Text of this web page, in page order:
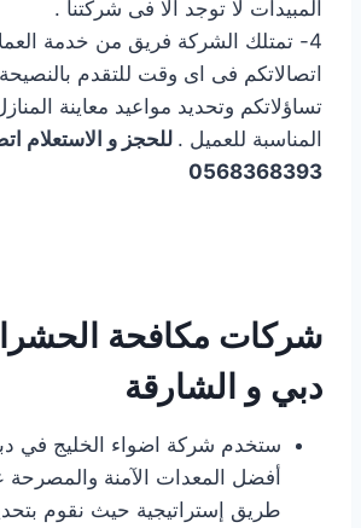
المبيدات لا توجد الا فى شركتنا .
4- تمتلك الشركة فريق من خدمة
اتصالاتكم فى اى وقت للتقدم بالنصيحة
تساؤلاتكم وتحديد مواعيد معاينة
المناسبة للعميل . للحجز و الاستعلام
0568368393
شركات مكافحة
دبي و الشارقة
ستخدم شركة اضواء الخليج في
أفضل المعدات الآمنة والمصرحة
طريق إستراتيجية حيث نقوم